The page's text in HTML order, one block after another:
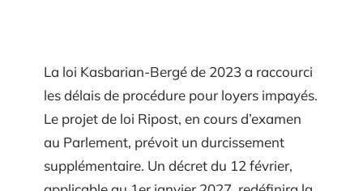
La loi Kasbarian-Bergé de 2023 a raccourci
les délais de procédure pour loyers impayés.
Le projet de loi Ripost, en cours d’examen
au Parlement, prévoit un durcissement
supplémentaire. Un décret du 12 février,